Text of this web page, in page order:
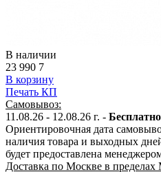
В наличии
23 990 7
В корзину
Печать КП
Самовывоз:
11.08.26 - 12.08.26 г. - Бесплатно
Ориентировочная дата
наличия товара и выходных
будет предоставлена
Доставка по Москве в